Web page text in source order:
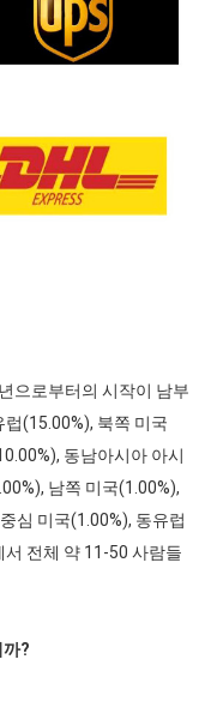
으로부터의 시작이 남부
(15.00%), 북쪽 미국
동남아시아 아시
남쪽 미국(1.00%),
심 미국(1.00%), 동유럽
전체 약 11-50 사람들
까?